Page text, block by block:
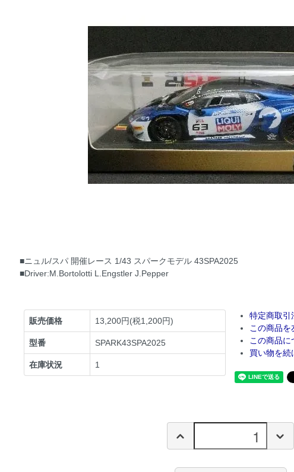
■ニュル/スパ 開催レース 1/43 スパークモデル 43SPA2025
■Driver:M.Bortolotti L.Engstler J.Pepper
販売価格 13,200円(税1,200円)
型番 SPARK43SPA2025
在庫状況 1
特定商取引
この商品を
この商品に
買い物を続